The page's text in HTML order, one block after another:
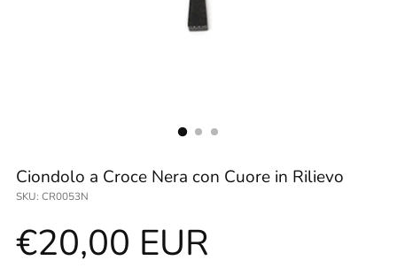
Ciondolo a Croce Nera con Cuore in Rilievo
SKU: CR0053N
Prezzo
€20,00 EUR